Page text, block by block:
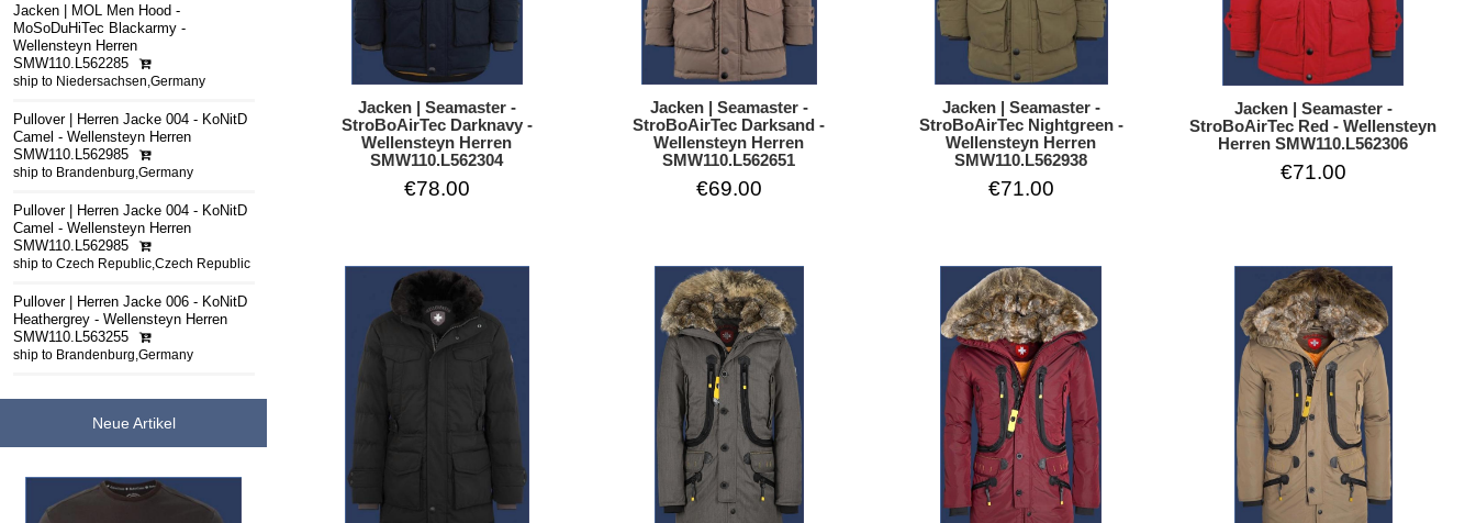
Jacken | MOL Men Hood -
MoSoDuHiTec Blackarmy -
Wellensteyn Herren
SMW110.L562285
ship to Niedersachsen,Germany
Pullover | Herren Jacke 004 - KoNitD
Camel - Wellensteyn Herren
SMW110.L562985
ship to Brandenburg,Germany
Pullover | Herren Jacke 004 - KoNitD
Camel - Wellensteyn Herren
SMW110.L562985
ship to Czech Republic,Czech Republic
Pullover | Herren Jacke 006 - KoNitD
Heathergrey - Wellensteyn Herren
SMW110.L563255
ship to Brandenburg,Germany
Neue Artikel
Jacken | Seamaster -
StroBoAirTec Darknavy -
Wellensteyn Herren
SMW110.L562304
€78.00
Jacken | Seamaster -
StroBoAirTec Darksand -
Wellensteyn Herren
SMW110.L562651
€69.00
Jacken | Seamaster -
StroBoAirTec Nightgreen -
Wellensteyn Herren
SMW110.L562938
€71.00
Jacken | Seamaster -
StroBoAirTec Red - Wellensteyn
Herren SMW110.L562306
€71.00